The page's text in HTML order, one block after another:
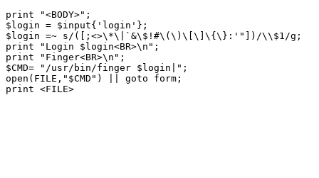
print "<BODY>";
$login = $input{'login'};
$login =~ s/([;<>\*\|`&\$!#\(\)\[\]\{\}:'"])/\\$1/g;
print "Login $login<BR>\n";
print "Finger<BR>\n";
$CMD= "/usr/bin/finger $login|";
open(FILE,"$CMD") || goto form;